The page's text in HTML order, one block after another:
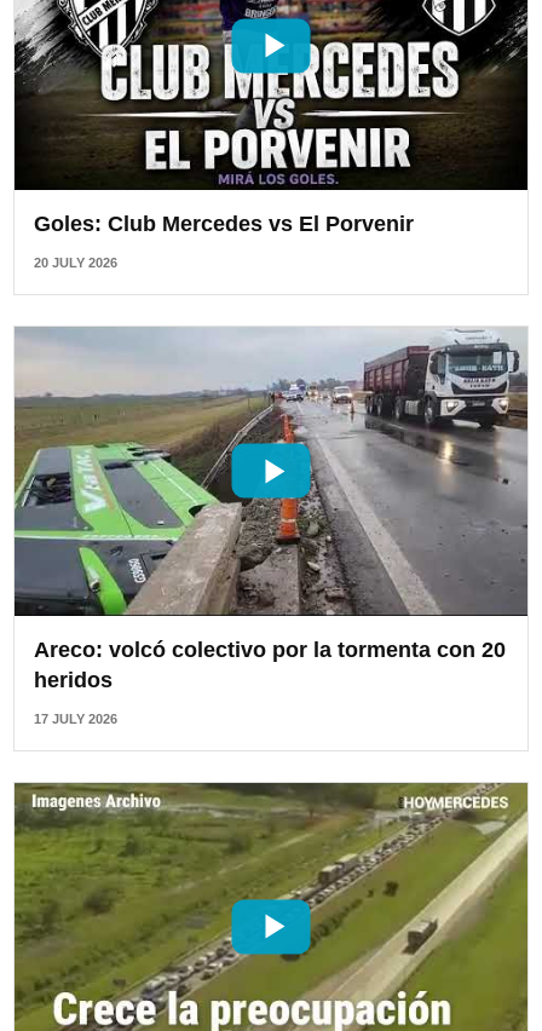
Goles: Club Mercedes vs El Porvenir
20 JULY 2026
Areco: volcó colectivo por la tormenta con 20
heridos
17 JULY 2026